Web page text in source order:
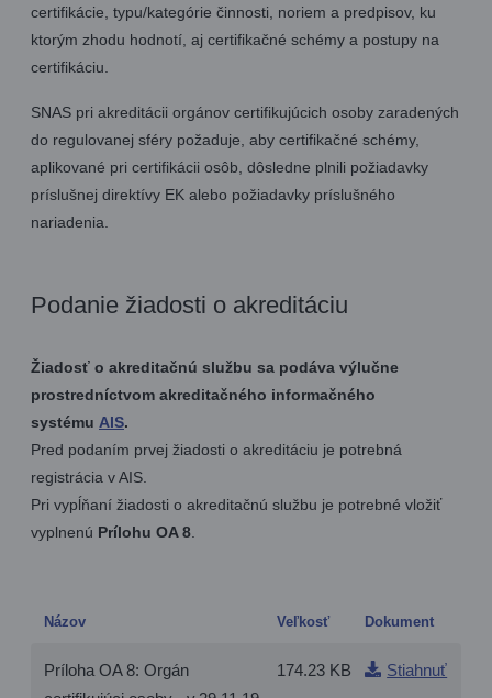
certifikácie, typu/kategórie činnosti, noriem a predpisov, ku
ktorým zhodu hodnotí, aj certifikačné schémy a postupy na
certifikáciu.
SNAS pri akreditácii orgánov certifikujúcich osoby zaradených
do regulovanej sféry požaduje, aby certifikačné schémy,
aplikované pri certifikácii osôb, dôsledne plnili požiadavky
príslušnej direktívy EK alebo požiadavky príslušného
nariadenia.
Podanie žiadosti o akreditáciu
Žiadosť o akreditačnú službu sa podáva výlučne
prostredníctvom akreditačného informačného
systému AIS.
Pred podaním prvej žiadosti o akreditáciu je potrebná
registrácia v AIS.
Pri vypĺňaní žiadosti o akreditačnú službu je potrebné vložiť
vyplnenú Prílohu OA 8
Názov Veľkosť Dokument
Príloha OA 8: Orgán
174.23 KB Stiahnuť